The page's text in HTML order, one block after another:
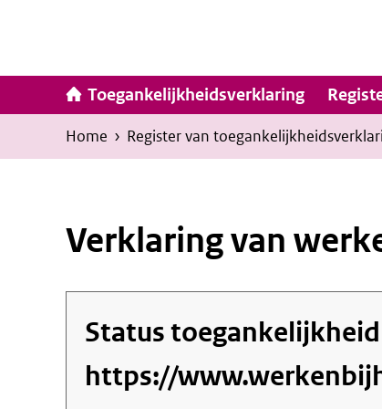
inhoud
Toegankelijkheidsverklaring
Kruimelpad
U
bevindt
Home › Register van
Verklaring van
Status toegankelijkheid
https://